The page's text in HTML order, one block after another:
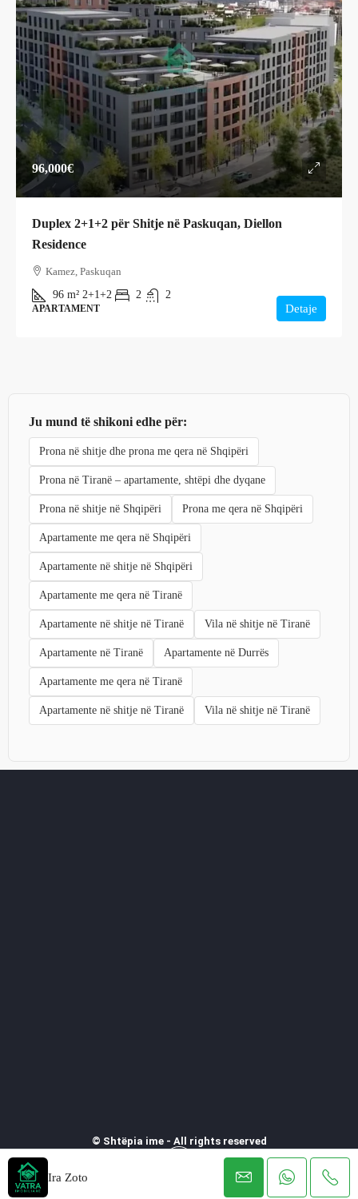
Ira Zoto
96,000€
Duplex 2+1+2 për Shitje në Paskuqan, Diellon
Residence
Kamez, Paskuqan
96 m² 2+1+2 2 2
APARTAMENT Detaje
Ju mund të shikoni edhe për:
Prona në shitje dhe prona me qera në Shqipëri
Prona në Tiranë – apartamente, shtëpi dhe dyqane
Prona në shitje në Shqipëri Prona me qera në Shqipëri
Apartamente me qera në Shqipëri
Apartamente në shitje në Shqipëri
Apartamente me qera në Tiranë
Apartamente në shitje në Tiranë Vila në shitje në Tiranë
Apartamente në Tiranë Apartamente në Durrës
Apartamente me qera në Tiranë
Apartamente në shitje në Tiranë Vila në shitje në Tiranë
© Shtëpia ime - All rights reserved